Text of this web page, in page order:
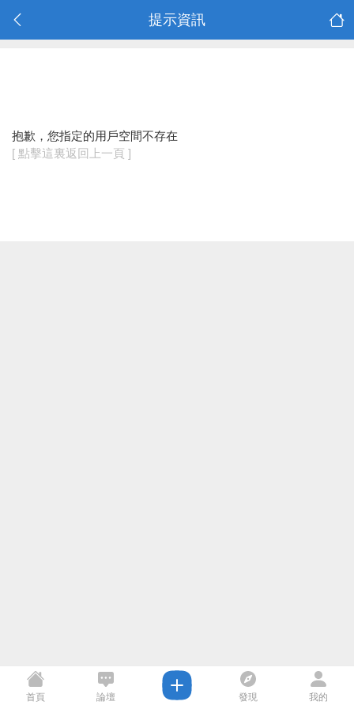
提示資訊
抱歉，您指定的用戶空間不存在
[ 點擊這裏返回上一頁 ]
首頁 論壇 發現 我的